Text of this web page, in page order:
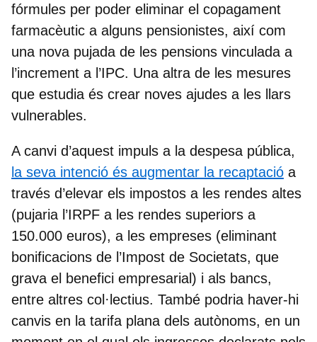
fórmules per poder eliminar el copagament
farmacèutic a alguns pensionistes, així com
una nova pujada de les pensions vinculada a
l’increment a l’IPC. Una altra de les mesures
que estudia és crear noves ajudes a les llars
vulnerables.
A canvi d’aquest impuls a la despesa pública,
la seva intenció és augmentar la recaptació a
través d’elevar els impostos a les rendes altes
(pujaria l’IRPF a les rendes superiors a
150.000 euros), a les empreses (eliminant
bonificacions de l’Impost de Societats, que
grava el benefici empresarial) i als bancs,
entre altres col·lectius. També podria haver-hi
canvis en la tarifa plana dels autònoms, en un